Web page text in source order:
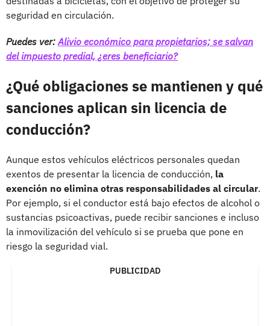
seguridad en circulación.
Puedes ver: Alivio económico para propietarios; se salvan
del impuesto predial, ¿eres beneficiario?
¿Qué obligaciones se mantienen y qué
sanciones aplican sin licencia de
conducción?
Aunque estos vehículos eléctricos personales quedan
exentos de presentar la licencia de conducción, la
exención no elimina otras responsabilidades al circular.
Por ejemplo, si el conductor está bajo efectos de alcohol o
sustancias psicoactivas, puede recibir sanciones e incluso
la inmovilización del vehículo si se prueba que pone en
riesgo la seguridad vial.
PUBLICIDAD